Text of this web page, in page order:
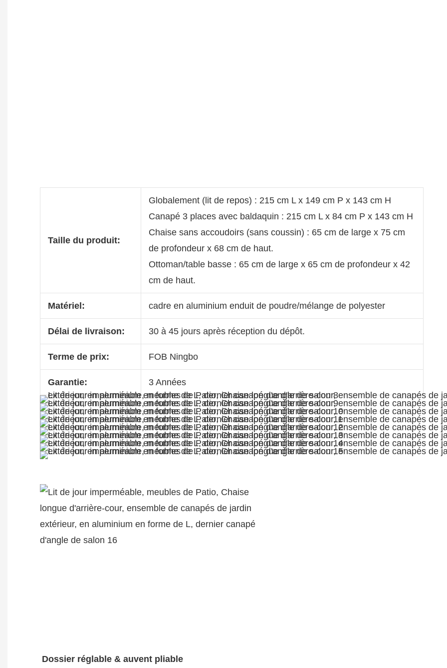
Taille du produit:
Globalement (lit de repos) : 215 cm L x 149 cm P x 143 cm H
Canapé 3 places avec baldaquin : 215 cm L x 84 cm P x 143 cm H
Chaise sans accoudoirs (sans coussin) : 65 cm de large x 75 cm
de profondeur x 68 cm de haut.
Ottoman/table basse : 65 cm de large x 65 cm de profondeur x 42
cm de haut.
Matériel: cadre en aluminium enduit de poudre/mélange de polyester
Délai de livraison: 30 à 45 jours après réception du dépôt.
Terme de prix: FOB Ningbo
Garantie: 3 Années
Dossier réglable & auvent pliable